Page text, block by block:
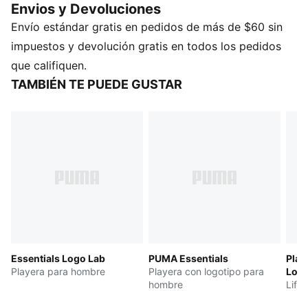
DETALLES
100 % algodón
Ajuste regular
Cuello redondo
Manga corta
Envios y Devoluciones
Envío estándar gratis en pedidos de más de $60 sin
impuestos y devolución gratis en todos los pedidos
que califiquen.
TAMBIÉN TE PUEDE GUSTAR
Essentials Logo Lab
Playera para hombre
PUMA Essentials
Playera con logotipo para
hombre